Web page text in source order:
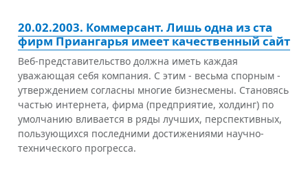
20.02.2003. Коммерсант. Лишь одна из ста
фирм Приангарья имеет качественный сайт
Веб-представительство должна иметь каждая
уважающая себя компания. С этим - весьма спорным -
утверждением согласны многие бизнесмены. Становясь
частью интернета, фирма (предприятие, холдинг) по
умолчанию вливается в ряды лучших, перспективных,
пользующихся последними достижениями научно-
технического прогресса.